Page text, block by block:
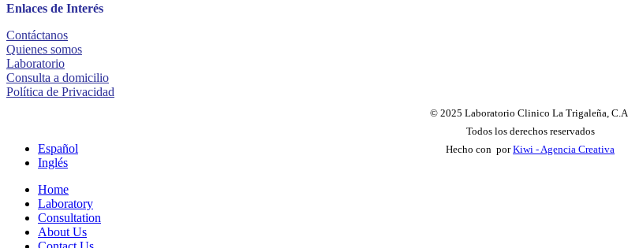
Enlaces de Interés
Contáctanos
Quienes somos
Laboratorio
Consulta a domicilio
Política de Privacidad
© 2025 Laboratorio Clinico La Trigaleña, C.A.
Todos los derechos reservados
Hecho con porKiwi - Agencia Creativa
Español
Inglés
Home
Laboratory
Consultation
About Us